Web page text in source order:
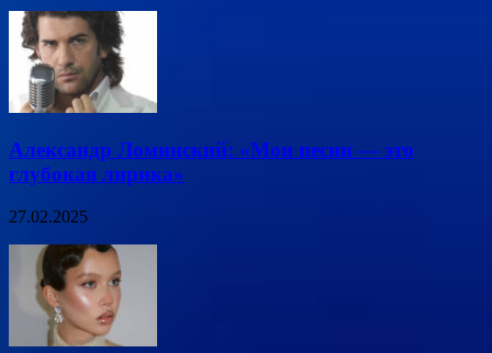
Александр Ломинский: «Мои песни — это
глубокая лирика»
27.02.2025